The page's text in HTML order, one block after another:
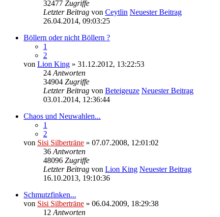
32477 Zugriffe
Letzter Beitrag von Ceytlin Neuester Beitrag
26.04.2014, 09:03:25
Böllern oder nicht Böllern ?
1
2
von Lion King » 31.12.2012, 13:22:53
24 Antworten
34904 Zugriffe
Letzter Beitrag von Beteigeuze Neuester Beitrag
03.01.2014, 12:36:44
Chaos und Neuwahlen...
1
2
von Sisi Silberträne » 07.07.2008, 12:01:02
36 Antworten
48096 Zugriffe
Letzter Beitrag von Lion King Neuester Beitrag
16.10.2013, 19:10:36
Schmutzfinken...
von Sisi Silberträne » 06.04.2009, 18:29:38
12 Antworten